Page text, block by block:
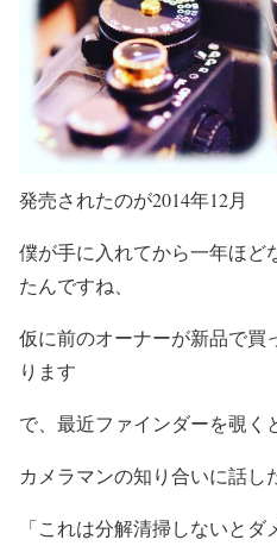
発売されたのが2014年12月
僕が手に入れてから一年ほど
たんですね、
仮に前のオーナーが新品で買
ります
で、最近ファインダーを覗く
カメラマンの知り合いに話し
「これは分解清掃しないと